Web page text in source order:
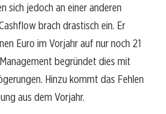
sich jedoch an einer anderen
brach drastisch ein. Er
Euro im Vorjahr auf nur noch 21
begründet dies mit
Hinzu kommt das Fehlen
aus dem Vorjahr.